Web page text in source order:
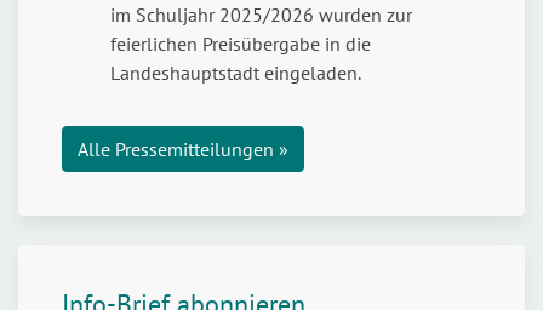
machen
für
den
mit
im Schuljahr 2025/2026 wurden zur
feierlichen Preisübergabe in die
Landeshauptstadt eingeladen.
Alle Pressemitteilungen »